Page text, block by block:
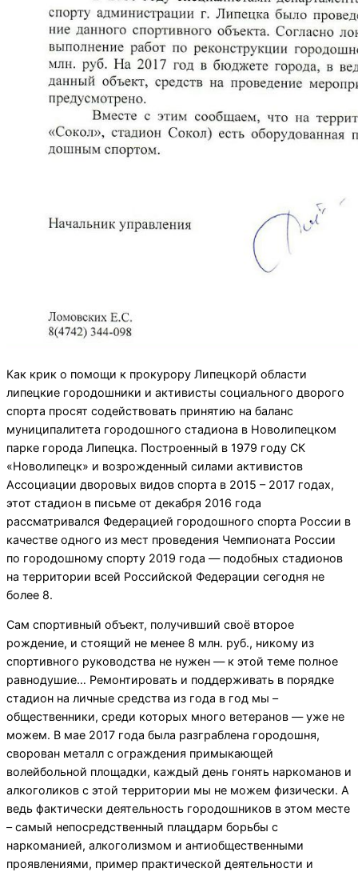
Как крик о помощи к прокурору Липецкорй области
липецкие городошники и активисты социального дворого
спорта просят содействовать принятию на баланс
муниципалитета городошного стадиона в Новолипецком
парке города Липецка. Построенный в 1979 году СК
«Новолипецк» и возрожденный силами активистов
Ассоциации дворовых видов спорта в 2015 – 2017 годах,
этот стадион в письме от декабря 2016 года
рассматривался Федерацией городошного спорта России в
качестве одного из мест проведения Чемпионата России
по городошному спорту 2019 года — подобных стадионов
на территории всей Российской Федерации сегодня не
более 8.
Сам спортивный объект, получивший своё второе
рождение, и стоящий не менее 8 млн. руб., никому из
спортивного руководства не нужен — к этой теме полное
равнодушие… Ремонтировать и поддерживать в порядке
стадион на личные средства из года в год мы –
общественники, среди которых много ветеранов — уже не
можем. В мае 2017 года была разграблена городошня,
сворован металл с ограждения примыкающей
волейбольной площадки, каждый день гонять наркоманов и
алкоголиков с этой территории мы не можем физически. А
ведь фактически деятельность городошников в этом месте
– самый непосредственный плацдарм борьбы с
наркоманией, алкоголизмом и антиобщественными
проявлениями, пример практической деятельности и